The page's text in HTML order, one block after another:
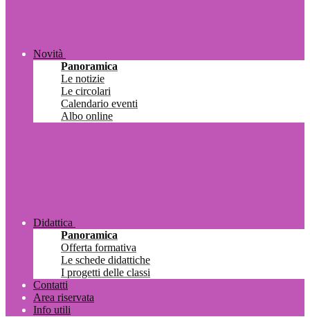
Novità
Panoramica
Le notizie
Le circolari
Calendario eventi
Albo online
Didattica
Panoramica
Offerta formativa
Le schede didattiche
I progetti delle classi
Contatti
Area riservata
Info utili